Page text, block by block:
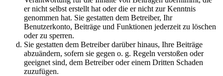
er nicht selbst erstellt hat oder die er nicht zur Kenntnis
genommen hat. Sie gestatten dem Betreiber, Ihr
Benutzerkonto, Beiträge und Funktionen jederzeit zu löschen
oder zu sperren.
Sie gestatten dem Betreiber darüber hinaus, Ihre Beiträge
abzuändern, sofern sie gegen o. g. Regeln verstoßen oder
geeignet sind, dem Betreiber oder einem Dritten Schaden
zuzufügen.